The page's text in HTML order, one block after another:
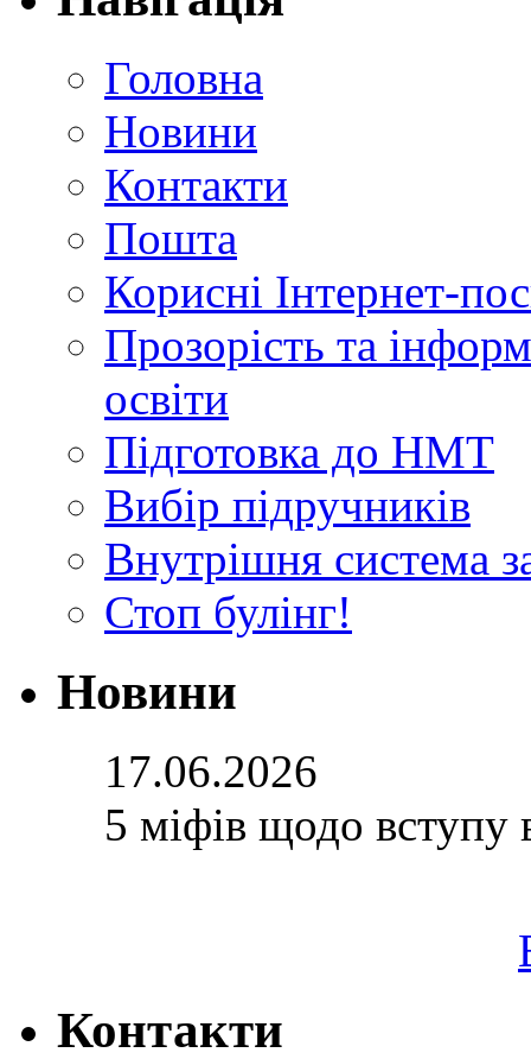
Головна
Новини
Контакти
Пошта
Корисні Інтернет-
Прозорість та
освіти
Підготовка до НМТ
Вибір підручників
Внутрішня система
Стоп булінг!
Новини
17.06.2026
5 міфів щодо вступу
Контакти